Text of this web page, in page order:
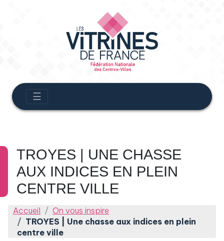
☰
TROYES | UNE CHASSE
AUX INDICES EN PLEIN
CENTRE VILLE
Accueil
On vous inspire
TROYES | Une chasse aux indices en plein
centre ville